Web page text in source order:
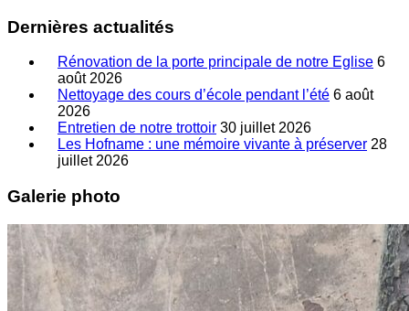
Dernières actualités
Rénovation de la porte principale de notre Eglise 6
août 2026
Nettoyage des cours d’école pendant l’été 6 août
2026
Entretien de notre trottoir 30 juillet 2026
Les Hofname : une mémoire vivante à préserver 28
juillet 2026
Galerie photo